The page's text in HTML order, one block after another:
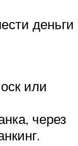
деньги
или
через